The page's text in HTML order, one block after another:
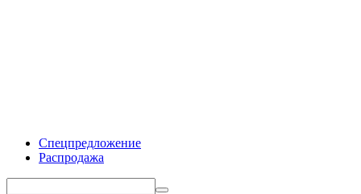
Спецпредложение
Распродажа